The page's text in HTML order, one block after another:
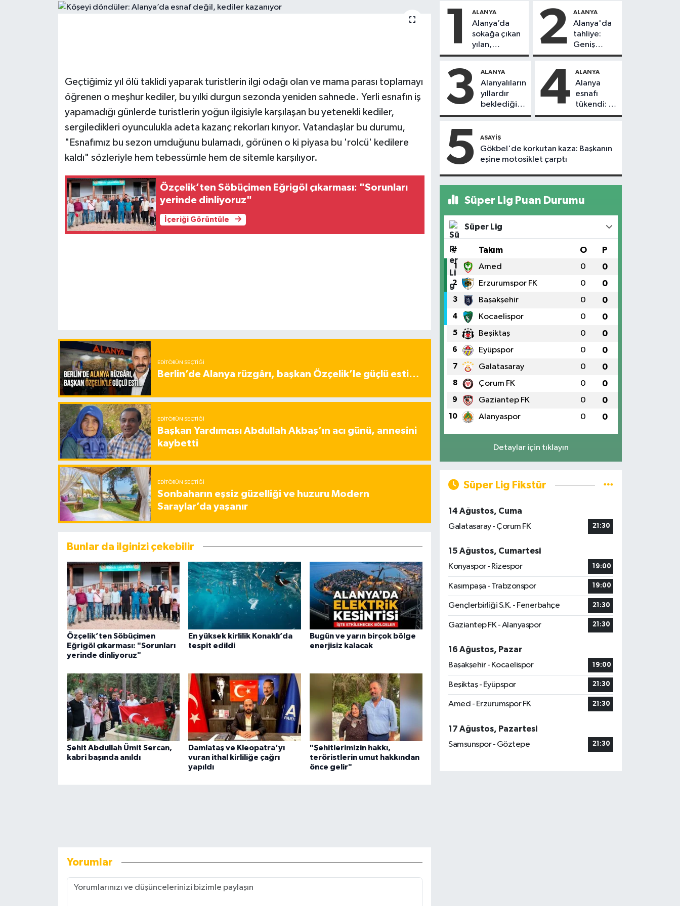
Geçtiğimiz yıl ölü taklidi yaparak turistlerin ilgi odağı olan ve mama parası toplamayı
öğrenen o meşhur kediler, bu yılki durgun sezonda yeniden sahnede. Yerli esnafın iş
yapamadığı günlerde turistlerin yoğun ilgisiyle karşılaşan bu yetenekli kediler,
sergiledikleri oyunculukla adeta kazanç rekorları kırıyor. Vatandaşlar bu durumu,
"Esnafımız bu sezon umduğunu bulamadı, görünen o ki piyasa bu 'rolcü' kedilere
kaldı" sözleriyle hem tebessümle hem de sitemle karşılıyor.
Özçelik’ten Söbüçimen Eğrigöl çıkarması: "Sorunları
yerinde dinliyoruz"
İçeriği Görüntüle
EDITÖRÜN SEÇTIĞI
Berlin’de Alanya rüzgârı, başkan Özçelik’le güçlü esti…
EDITÖRÜN SEÇTIĞI
Başkan Yardımcısı Abdullah Akbaş’ın acı günü, annesini
kaybetti
EDITÖRÜN SEÇTIĞI
Sonbaharın eşsiz güzelliği ve huzuru Modern
Saraylar’da yaşanır
Bunlar da ilginizi çekebilir
Özçelik’ten Söbüçimen
Eğrigöl çıkarması: "Sorunları
yerinde dinliyoruz"
En yüksek kirlilik Konaklı’da
tespit edildi
Bugün ve yarın birçok bölge
enerjisiz kalacak
Şehit Abdullah Ümit Sercan,
kabri başında anıldı
Damlataş ve Kleopatra'yı
vuran ithal kirliliğe çağrı
yapıldı
"Şehitlerimizin hakkı,
teröristlerin umut hakkından
önce gelir"
Yorumlar
1 ALANYA
Alanya’da
sokağa çıkan
yılan,
vatandaşı
2 ALANYA
Alanya'da
tahliye:
Geniş
güvenlik
alındı
3 ALANYA
Alanyalıların
yıllardır
beklediği
yol askıdan
4 ALANYA
Alanya
esnafı
tükendi: 1
ayda 150
5 ASAYIŞ
Gökbel'de korkutan kaza: Başkanın
eşine motosiklet çarptı
Süper Lig Puan Durumu
Süper Lig
# Takım O P
1 Amed 0 0
2 Erzurumspor FK 0 0
3 Başakşehir 0 0
4 Kocaelispor 0 0
5 Beşiktaş 0 0
6 Eyüpspor 0 0
7 Galatasaray 0 0
8 Çorum FK 0 0
9 Gaziantep FK 0 0
10 Alanyaspor 0 0
Detaylar için tıklayın
Süper Lig Fikstür
14 Ağustos, Cuma
Galatasaray - Çorum FK
21:30
15 Ağustos, Cumartesi
Konyaspor - Rizespor
19:00
Kasımpaşa - Trabzonspor 19:00
Gençlerbirliği S.K. - Fenerbahçe 21:30
Gaziantep FK - Alanyaspor 21:30
16 Ağustos, Pazar
Başakşehir - Kocaelispor
19:00
Beşiktaş - Eyüpspor 21:30
Amed - Erzurumspor FK 21:30
17 Ağustos, Pazartesi
Samsunspor - Göztepe
21:30